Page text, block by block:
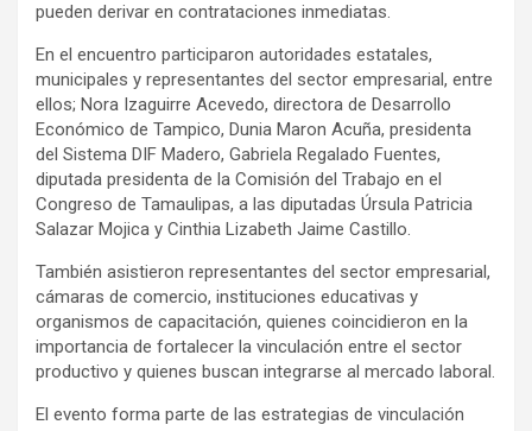
pueden derivar en contrataciones inmediatas.
En el encuentro participaron autoridades estatales,
municipales y representantes del sector empresarial, entre
ellos; Nora Izaguirre Acevedo, directora de Desarrollo
Económico de Tampico, Dunia Maron Acuña, presidenta
del Sistema DIF Madero, Gabriela Regalado Fuentes,
diputada presidenta de la Comisión del Trabajo en el
Congreso de Tamaulipas, a las diputadas Úrsula Patricia
Salazar Mojica y Cinthia Lizabeth Jaime Castillo.
También asistieron representantes del sector empresarial,
cámaras de comercio, instituciones educativas y
organismos de capacitación, quienes coincidieron en la
importancia de fortalecer la vinculación entre el sector
productivo y quienes buscan integrarse al mercado laboral.
El evento forma parte de las estrategias de vinculación